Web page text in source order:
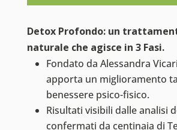
Detox Profondo: un
naturale che agisce in 3 Fasi.
Fondato da Alessandra
apporta un miglioramento
benessere psico-fisico.
Risultati visibili dalle analisi
confermati da centinaia di